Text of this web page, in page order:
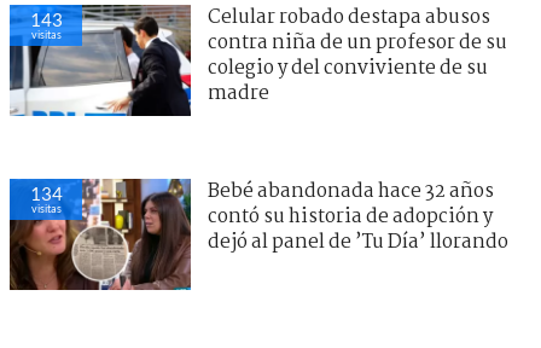
143
visitas
Celular robado destapa abusos
contra niña de un profesor de su
colegio y del conviviente de su
madre
134
visitas
Bebé abandonada hace 32 años
contó su historia de adopción y
dejó al panel de ’Tu Día’ llorando